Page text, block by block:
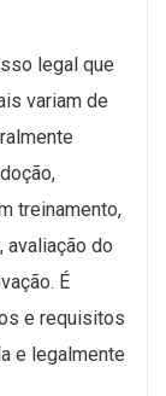
legal que
variam de
treinamento,
do
É
e requisitos
e legalmente